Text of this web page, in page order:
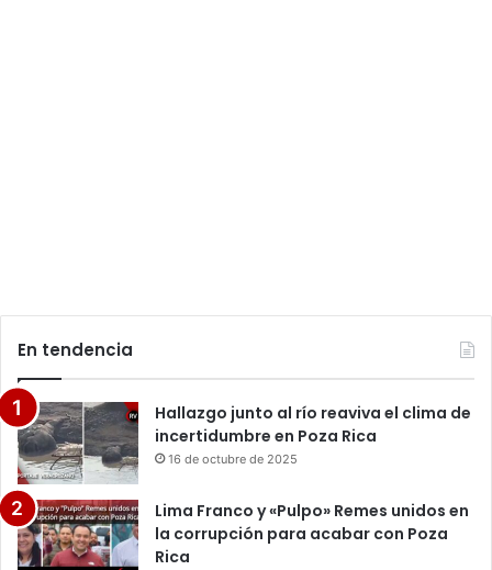
En tendencia
Hallazgo junto al río reaviva el clima de
incertidumbre en Poza Rica
16 de octubre de 2025
Lima Franco y «Pulpo» Remes unidos en
la corrupción para acabar con Poza
Rica